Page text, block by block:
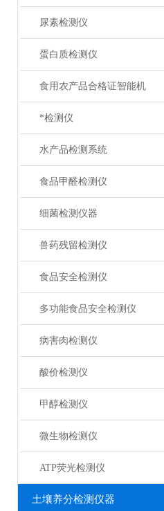
尿素检测仪
蛋白质检测仪
食用农产品合格证智能机
*检测仪
水产品检测系统
食品甲醛检测仪
细菌检测仪器
兽药残留检测仪
食品安全检测仪
多功能食品安全检测仪
病害肉检测仪
酸价检测仪
甲醇检测仪
微生物检测仪
ATP荧光检测仪
土壤养分检测仪器